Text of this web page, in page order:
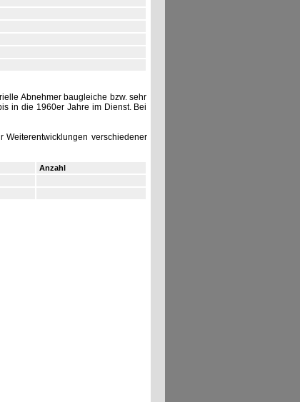
Abnehmer baugleiche bzw. sehr
in die 1960er Jahre im Dienst. Bei
Weiterentwicklungen verschiedener
Anzahl